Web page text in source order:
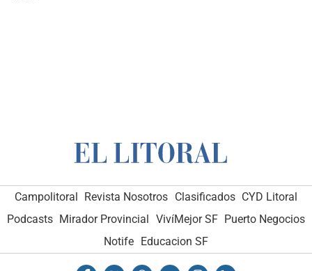
Campolitoral Revista Nosotros Clasificados CYD Litoral
Podcasts Mirador Provincial VivíMejor SF Puerto Negocios
Notife Educacion SF